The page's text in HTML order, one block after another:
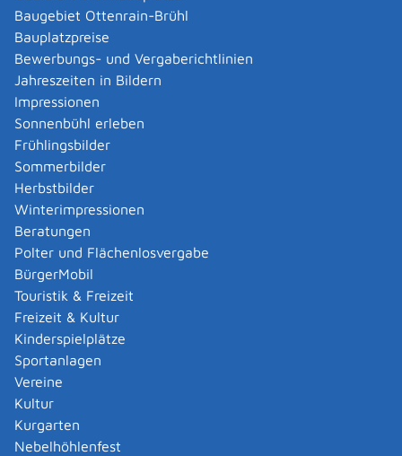
Baugebiet Ottenrain-Brühl
Bauplatzpreise
Bewerbungs- und Vergaberichtlinien
Jahreszeiten in Bildern
Impressionen
Sonnenbühl erleben
Frühlingsbilder
Sommerbilder
Herbstbilder
Winterimpressionen
Beratungen
Polter und Flächenlosvergabe
BürgerMobil
Touristik & Freizeit
Freizeit & Kultur
Kinderspielplätze
Sportanlagen
Vereine
Kultur
Kurgarten
Nebelhöhlenfest
Akteneinsicht in und außerhalb von
Verwaltungsverfahren beantragen
Allgemein bildende Schulen - zur Abendrealschule
anmelden
Als berechtigte Person Fahrzeugregisterauskunft
(Halterauskunft) beantragen
Als Servicedienstleisterin oder Servicedienstleister
im Rahmen der Geldwäscheaufsicht registrieren
Altenpfleger, Arbeitserzieher, Haus- und
Familienpfleger, Heilerziehungsassistent,
Heilpädagoge, Jugend- und Heimerzieher,
Sozialarbeiter, Sozialpädagoge mit ausländischer
Berufsausbildung – Erlaubnis zur Führung der
Berufsbezeichnung beantragen
Altersrente - Rente bei vorzeitigem Eintritt in den
Ruhestand beantragen
Altersrente für besonders langjährig Versicherte
beantragen
Altersrente für schwerbehinderte Menschen
beantragen
Amtliche Meldebestätigung ausstellen